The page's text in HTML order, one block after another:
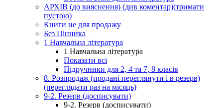
АРХІВ (до вияснення) (див коментар)(тримати
пустою)
Книги не для продажу
Без Цінника
1 Навчальна література
1 Навчальна література
Показати всі
Підручники для 2, 4 та 7, 8 класів
8. Розпродаж (продані переглянути і в резерв)
(переглядати раз на місяць)
9-2. Резерв (досписувати)
9-2. Резерв (досписувати)